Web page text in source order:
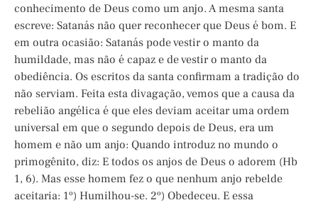
conhecimento de Deus como um anjo. A mesma santa
escreve: Satanás não quer reconhecer que Deus é bom. E
em outra ocasião: Satanás pode vestir o manto da
humildade, mas não é capaz e de vestir o manto da
obediência. Os escritos da santa confirmam a tradição do
não serviam. Feita esta divagação, vemos que a causa da
rebelião angélica é que eles deviam aceitar uma ordem
universal em que o segundo depois de Deus, era um
homem e não um anjo: Quando introduz no mundo o
primogênito, diz: E todos os anjos de Deus o adorem (Hb
1, 6). Mas esse homem fez o que nenhum anjo rebelde
aceitaria: 1º) Humilhou-se. 2º) Obedeceu. E essa